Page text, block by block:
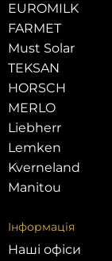
EUROMILK
FARMET
Must Solar
TEKSAN
HORSCH
MERLO
Liebherr
Lemken
Kverneland
Manitou
Інформація
Наші офіси